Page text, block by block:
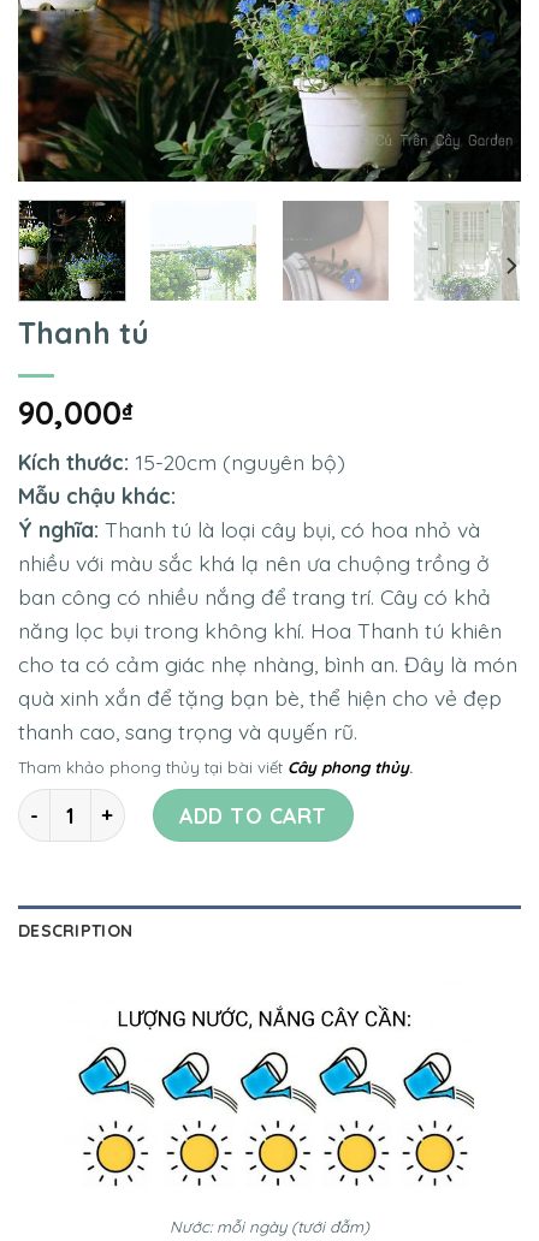
Thanh tú
90,000₫
Kích thước: 15-20cm (nguyên bộ)
Mẫu chậu khác:
Ý nghĩa: Thanh tú là loại cây bụi, có hoa nhỏ và
nhiều với màu sắc khá lạ nên ưa chuộng trồng ở
ban công có nhiều nắng để trang trí. Cây có khả
năng lọc bụi trong không khí. Hoa Thanh tú khiên
cho ta có cảm giác nhẹ nhàng, bình an. Đây là món
quà xinh xắn để tặng bạn bè, thể hiện cho vẻ đẹp
thanh cao, sang trọng và quyến rũ.
Tham khảo phong thủy tại bài viết Cây phong thủy.
Quantity ADD TO CART
DESCRIPTION
Nước: mỗi ngày (tưới đẫm)